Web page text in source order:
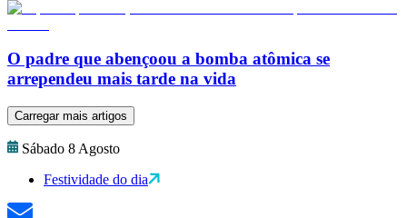
O padre que abençoou a bomba atômica se
arrependeu mais tarde na vida
Carregar mais artigos
Sábado 8 Agosto
Festividade do dia